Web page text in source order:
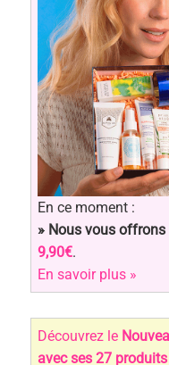
En ce moment :
» Nous vous offrons
9,90€.
En savoir plus »
Découvrez le
avec ses 27